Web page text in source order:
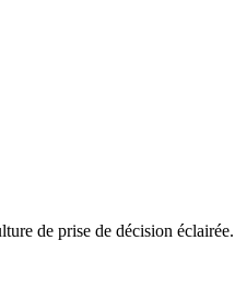
de prise de décision éclairée.